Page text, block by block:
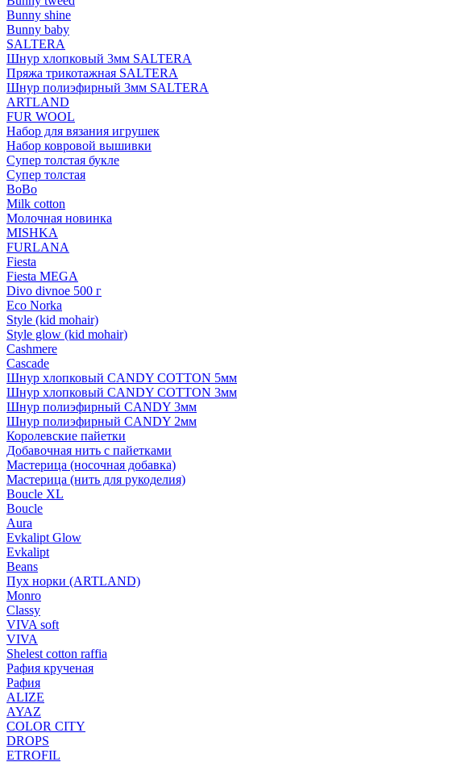
Bunny shine
Bunny baby
SALTERA
Шнур хлопковый 3мм SALTERA
Пряжа трикотажная SALTERA
Шнур полиэфирный 3мм SALTERA
ARTLAND
FUR WOOL
Набор для вязания игрушек
Набор ковровой вышивки
Супер толстая букле
Супер толстая
BoBo
Milk cotton
Молочная новинка
MISHKA
FURLANA
Fiesta
Fiesta MEGA
Divo divnoe 500 г
Eco Norka
Style (kid mohair)
Style glow (kid mohair)
Cashmere
Cascade
Шнур хлопковый CANDY COTTON 5мм
Шнур хлопковый CANDY COTTON 3мм
Шнур полиэфирный CANDY 3мм
Шнур полиэфирный CANDY 2мм
Королевские пайетки
Добавочная нить с пайетками
Мастерица (носочная добавка)
Мастерица (нить для рукоделия)
Boucle XL
Boucle
Aura
Evkalipt Glow
Evkalipt
Beans
Пух норки (ARTLAND)
Monro
Classy
VIVA soft
VIVA
Shelest cotton raffia
Рафия крученая
Рафия
ALIZE
AYAZ
COLOR CITY
DROPS
ETROFIL